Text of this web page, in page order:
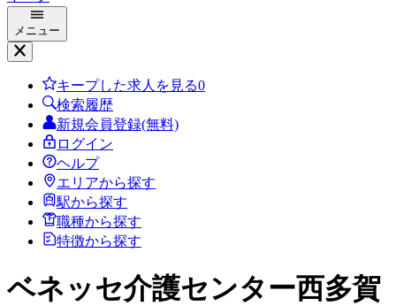
メニュー
キープした求人を見る0
検索履歴
新規会員登録(無料)
ログイン
ヘルプ
エリアから探す
駅から探す
職種から探す
特徴から探す
ベネッセ介護センター西多賀